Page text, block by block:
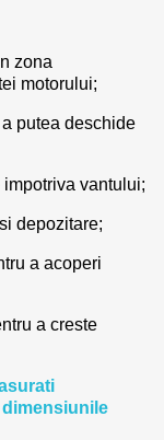
zona
motorului;
putea deschide
vantului;
depozitare;
a acoperi
a creste